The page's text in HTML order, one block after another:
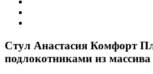
Стул Анастасия Комфорт
подлокотниками из